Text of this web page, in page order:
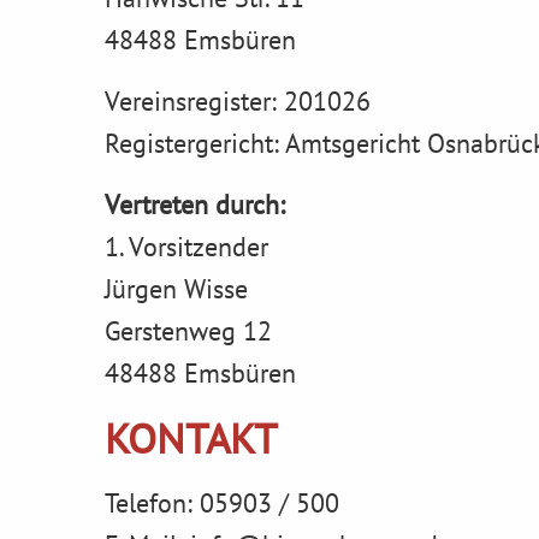
48488 Emsbüren
Vereinsregister: 201026
Registergericht: Amtsgericht
Vertreten durch:
1. Vorsitzender
Jürgen Wisse
Gerstenweg 12
48488 Emsbüren
KONTAKT
Telefon: 05903 / 500